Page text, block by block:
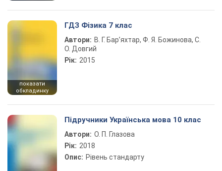
показати
обкладинку
ГДЗ Фізика 7 клас
Автори: В. Г. Бар’яхтар, Ф. Я. Божинова, С.
О. Довгий
Рік: 2015
Підручники Українська мова 10 клас
Автори: О. П. Глазова
Рік: 2018
Опис: Рівень стандарту